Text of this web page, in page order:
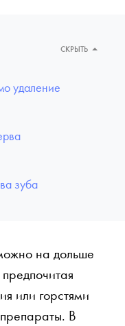
СКРЫТЬ
удаление
зуба
на дольше
или горстями
В